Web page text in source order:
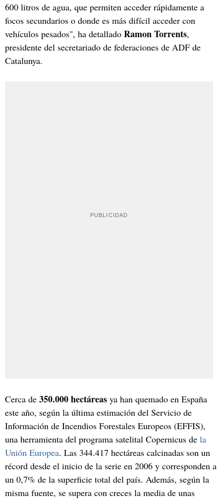
600 litros de agua, que permiten acceder rápidamente a
focos secundarios o donde es más difícil acceder con
vehículos pesados", ha detallado Ramon Torrents,
presidente del secretariado de federaciones de ADF de
Catalunya.
Cerca de 350.000 hectáreas ya han quemado en España
este año, según la última estimación del Servicio de
Información de Incendios Forestales Europeos (EFFIS),
una herramienta del programa satelital Copernicus de la
Unión Europea. Las 344.417 hectáreas calcinadas son un
récord desde el inicio de la serie en 2006 y corresponden a
un 0,7% de la superficie total del país. Además, según la
misma fuente, se supera con creces la media de unas